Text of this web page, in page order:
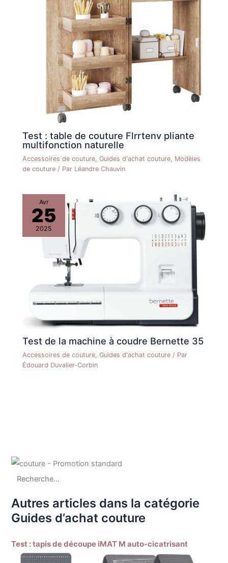
Test : table de couture Flrrtenv pliante
multifonction naturelle
Accessoires de couture ,Guides d'achat couture Modèles
de couture / Par Léandre Chauvin
Avr
25
2025
Test de la machine à coudre Bernette 35
Accessoires de couture,Guides d'achat couture / Par
Édouard Duvalier-Corbin
Autres articles dans la catégorie
Guides d’achat couture
Test : tapis de découpe iMAT M auto-cicatrisant